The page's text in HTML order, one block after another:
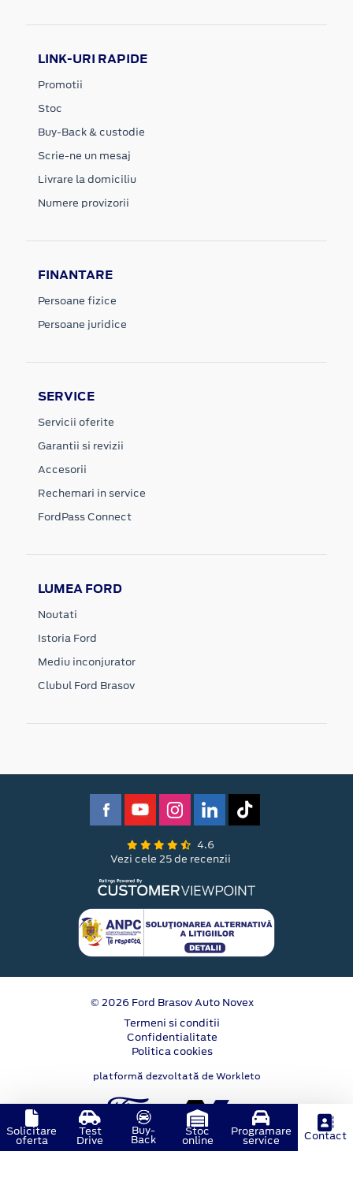
LINK-URI RAPIDE
Promotii
Stoc
Buy-Back & custodie
Scrie-ne un mesaj
Livrare la domiciliu
Numere provizorii
FINANTARE
Persoane fizice
Persoane juridice
SERVICE
Servicii oferite
Garantii si revizii
Accesorii
Rechemari in service
FordPass Connect
LUMEA FORD
Noutati
Istoria Ford
Mediu inconjurator
Clubul Ford Brasov
4.6
Vezi cele 25 de recenzii
© 2026 Ford Brasov Auto Novex
Termeni si conditii
Confidentialitate
Politica cookies
platformă dezvoltată de Workleto
Solicitare
oferta
Test
Drive
Buy-
Back
Stoc
online
Programare
service Contact